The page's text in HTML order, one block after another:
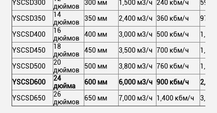
YSCSD300
дюймов
300 мм 1,500 м3/ч 240 кбм/ч 591
YSCSD350
14
дюймов
350 мм 2,400 м3/ч 360 кбм/ч 971
YSCSD400
16
дюймов
400 мм 3,000 м3/ч 500 кбм/ч
YSCSD450
18
дюймов
450 мм 3,500 м3/ч 700 кбм/ч
YSCSD500
20
дюймов
500 мм 3,800 м3/ч 760 кбм/ч
YSCSD600
24
дюйма
600 мм 6,000 м3/ч 900 кбм/ч
YSCSD650
26
дюймов
650 мм 7,000 м3/ч 1,400 кбм/ч